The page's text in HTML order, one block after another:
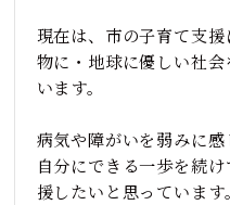
現在は、市の子育て支
物に・地球に優しい社
います。
病気や障がいを弱みに感
自分にできる一歩を続
援したいと思っています。